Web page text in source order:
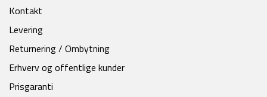
Kontakt
Levering
Returnering / Ombytning
Erhverv og offentlige kunder
Prisgaranti